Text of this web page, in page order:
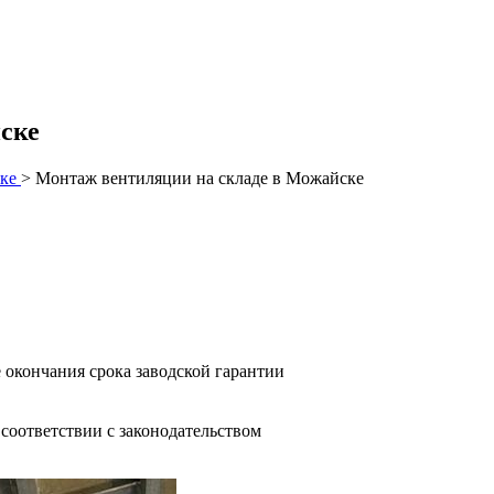
> Монтаж вентиляции на складе в Можайске
срока заводской гарантии
с законодательством